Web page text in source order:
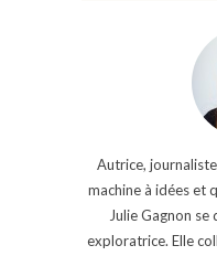
Autrice,
machine à idées et
Julie Gagnon se
exploratrice. Elle